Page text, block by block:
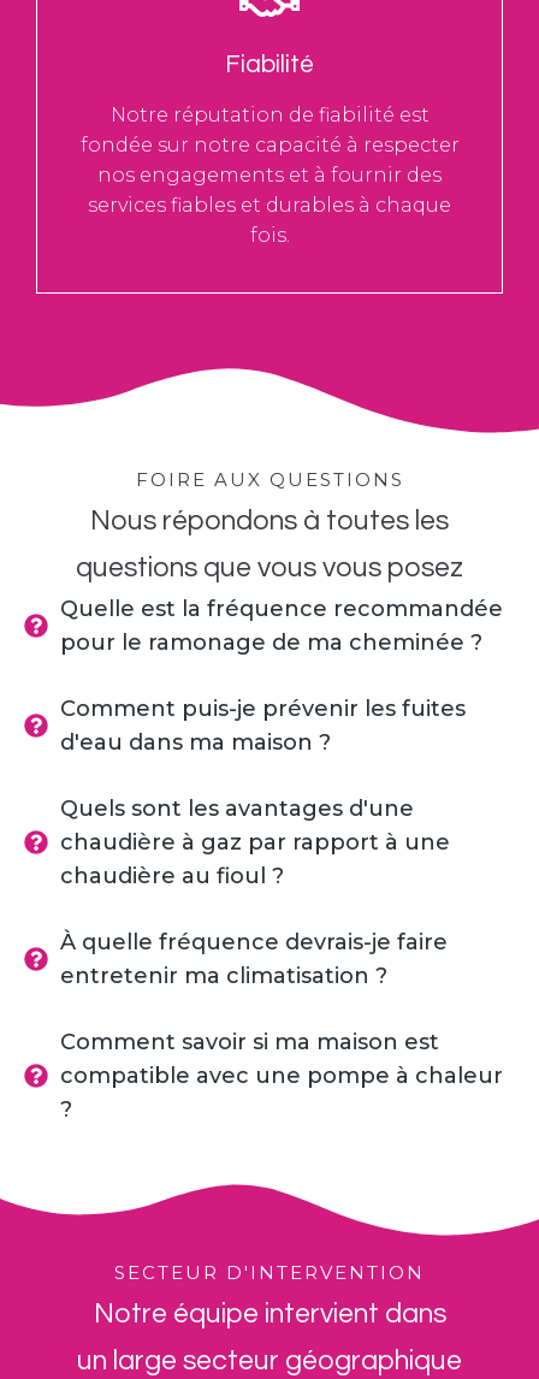
Fiabilité
Notre réputation de fiabilité est
fondée sur notre capacité à respecter
nos engagements et à fournir des
services fiables et durables à chaque
fois.
FOIRE AUX QUESTIONS
Nous répondons à toutes les
questions que vous vous posez
Quelle est la fréquence recommandée
pour le ramonage de ma cheminée ?
Comment puis-je prévenir les fuites
d'eau dans ma maison ?
Quels sont les avantages d'une
chaudière à gaz par rapport à une
chaudière au fioul ?
À quelle fréquence devrais-je faire
entretenir ma climatisation ?
Comment savoir si ma maison est
compatible avec une pompe à chaleur
?
SECTEUR D'INTERVENTION
Notre équipe intervient dans
un large secteur géographique